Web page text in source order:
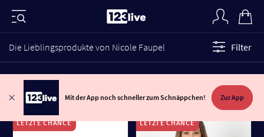
Die Lieblingsprodukte von Nicole Faupel Filter
Mit der App noch schneller zum Schnäppchen! Zur App
LETZTE CHANCE LETZTE CHANCE